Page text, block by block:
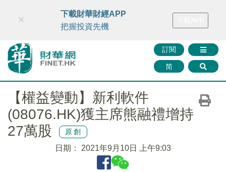
財華智庫網 FINTV FINMETA 財華證券 媒體矩陣
訂閱
简
×
下載財華財經APP
把握投資先機
【權益變動】新利軟件
(08076.HK)獲主席熊融禮增持
27萬股
原創
日期： 2021年9月10日 上午9:03